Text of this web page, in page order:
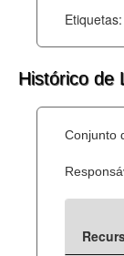
PerguntasEtiquetas:
Histórico de
Conjunto